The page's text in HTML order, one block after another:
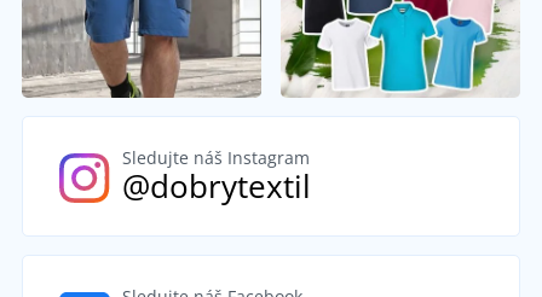
Sledujte náš Instagram
@dobrytextil